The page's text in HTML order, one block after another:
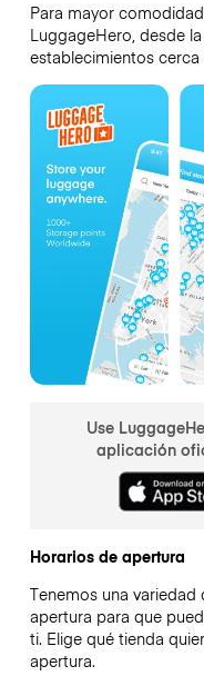
Para mayor
LuggageHero, desde
establecimientos cerca
Use
aplicación
Horarios de apertura
Tenemos una
apertura para que
ti. Elige qué tienda
apertura.